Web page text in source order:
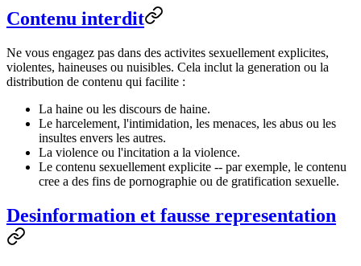
Contenu interdit
Ne vous engagez pas dans des activites sexuellement explicites,
violentes, haineuses ou nuisibles. Cela inclut la generation ou la
distribution de contenu qui facilite :
La haine ou les discours de haine.
Le harcelement, l'intimidation, les menaces, les abus ou les
insultes envers les autres.
La violence ou l'incitation a la violence.
Le contenu sexuellement explicite -- par exemple, le contenu
cree a des fins de pornographie ou de gratification sexuelle.
Desinformation et fausse representation